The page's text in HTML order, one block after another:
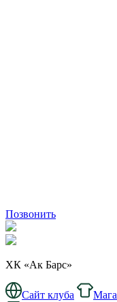
Позвонить
ХК «Ак Барс»
Сайт клуба